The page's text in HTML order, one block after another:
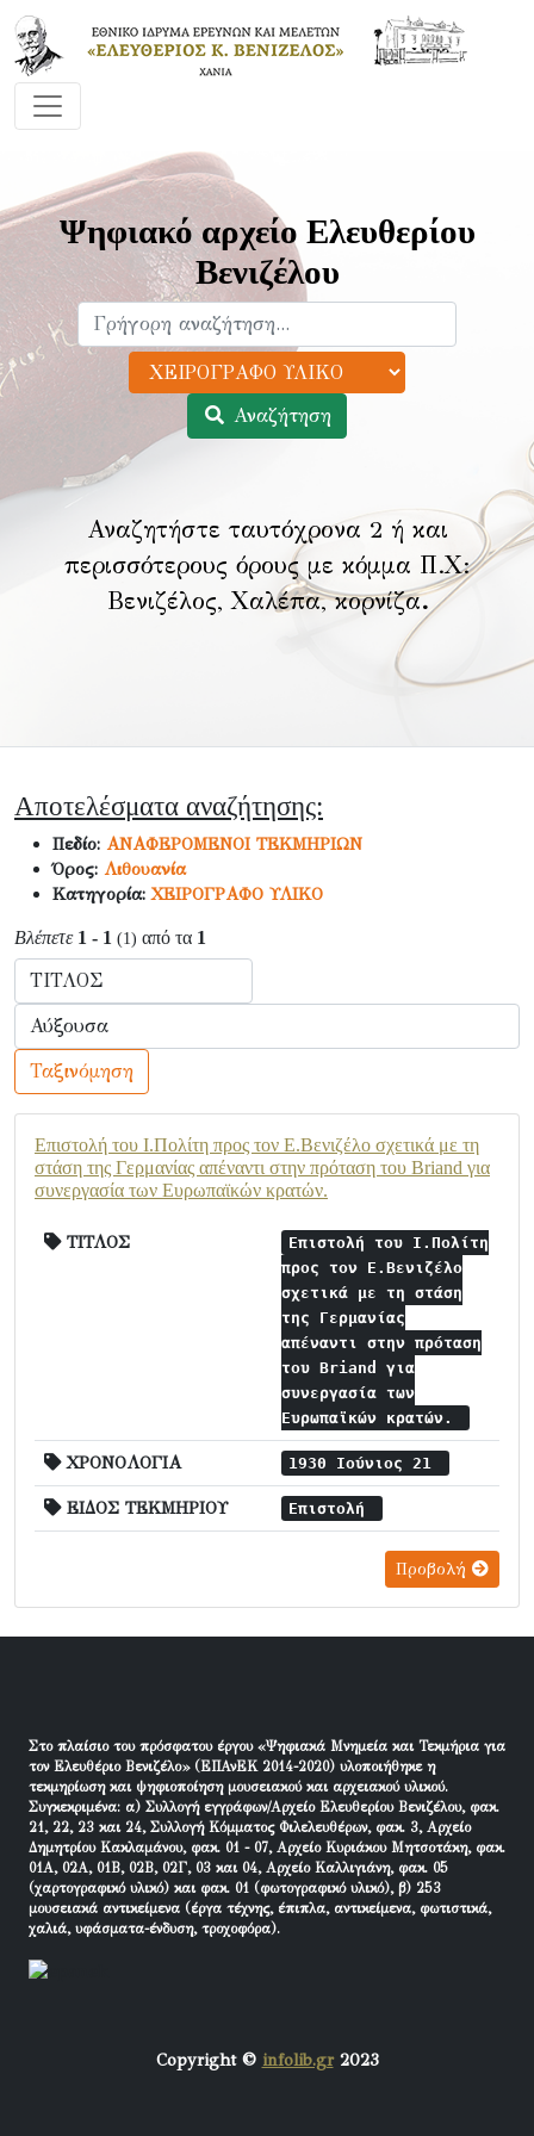
Ψηφιακό αρχείο Ελευθερίου
Βενιζέλου
Αναζήτηση
Αναζητήστε ταυτόχρονα 2 ή και
περισσότερους όρους με κόμμα Π.Χ:
Βενιζέλος, Χαλέπα, κορνίζα.
Αποτελέσματα αναζήτησης:
Πεδίο: ΑΝΑΦΕΡΟΜΕΝΟΙ ΤΕΚΜΗΡΙΩΝ
Όρος: Λιθουανία
Κατηγορία:ΧΕΙΡΟΓΡΑΦΟ ΥΛΙΚΟ
Βλέπετε 1 - 1 (1) από τα 1
Ταξινόμηση
Επιστολή του Ι.Πολίτη προς τον Ε.Βενιζέλο σχετικά με τη
στάση της Γερμανίας απέναντι στην πρόταση του Briand για
συνεργασία των Ευρωπαϊκών κρατών.
ΤΙΤΛΟΣ
Επιστολή του Ι.Πολίτη
προς τον Ε.Βενιζέλο
σχετικά με τη στάση
της Γερμανίας
απέναντι στην πρόταση
του Briand για
συνεργασία των
Ευρωπαϊκών κρατών.
ΧΡΟΝΟΛΟΓΙΑ 1930 Ιούνιος 21
ΕΙΔΟΣ ΤΕΚΜΗΡΙΟΥ Επιστολή
Προβολή
Στο πλαίσιο του πρόσφατου έργου «Ψηφιακά Μνημεία και Τεκμήρια για
τον Ελευθέριο Βενιζέλο» (ΕΠΑνΕΚ 2014-2020) υλοποιήθηκε η
τεκμηρίωση και ψηφιοποίηση μουσειακού και αρχειακού υλικού.
Συγκεκριμένα: α) Συλλογή εγγράφων/Αρχείο Ελευθερίου Βενιζέλου, φακ.
21, 22, 23 και 24, Συλλογή Κόμματος Φιλελευθέρων, φακ. 3, Αρχείο
Δημητρίου Κακλαμάνου, φακ. 01 - 07, Αρχείο Κυριάκου Μητσοτάκη, φακ.
01Α, 02Α, 01Β, 02Β, 02Γ, 03 και 04, Αρχείο Καλλιγιάνη, φακ. 05
(χαρτογραφικό υλικό) και φακ. 01 (φωτογραφικό υλικό), β) 253
μουσειακά αντικείμενα (έργα τέχνης, έπιπλα, αντικείμενα, φωτιστικά,
χαλιά, υφάσματα-ένδυση, τροχοφόρα).
Copyright © infolib.gr2023